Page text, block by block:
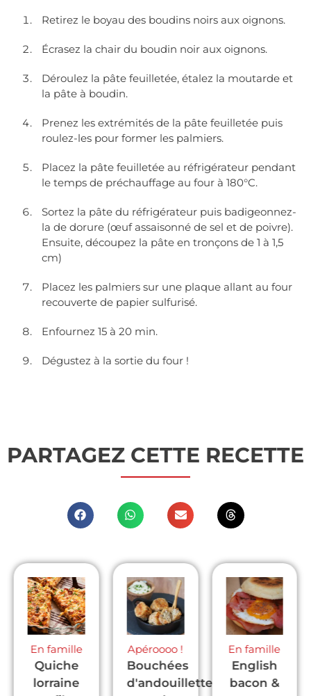
Retirez le boyau des boudins noirs aux oignons.
Écrasez la chair du boudin noir aux oignons.
Déroulez la pâte feuilletée, étalez la moutarde et
la pâte à boudin.
Prenez les extrémités de la pâte feuilletée puis
roulez-les pour former les palmiers.
Placez la pâte feuilletée au réfrigérateur pendant
le temps de préchauffage au four à 180°C.
Sortez la pâte du réfrigérateur puis badigeonnez-
la de dorure (œuf assaisonné de sel et de poivre).
Ensuite, découpez la pâte en tronçons de 1 à 1,5
cm)
Placez les palmiers sur une plaque allant au four
recouverte de papier sulfurisé.
Enfournez 15 à 20 min.
Dégustez à la sortie du four !
PARTAGEZ CETTE RECETTE
Apéroooo !
Bouchées
d'andouillette
En famille
English
bacon &
En